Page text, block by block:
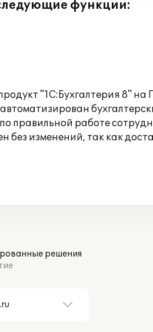
функции:
"1С:Бухгалтерия 8"
правильной работе
без изменений, так как
решения